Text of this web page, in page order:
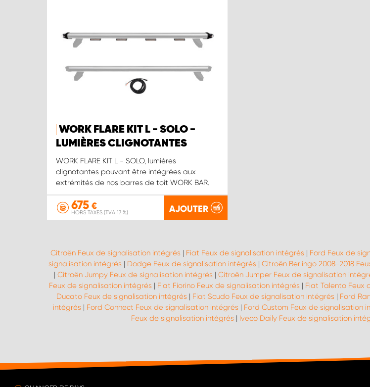
WORK FLARE KIT L - SOLO -
LUMIÈRES CLIGNOTANTES
WORK FLARE KIT L - SOLO, lumières
clignotantes pouvant être intégrées aux
extrémités de nos barres de toit WORK BAR.
675 €
HORS TAXES (TVA 17 %) AJOUTER
Citroën Feux de signalisation intégrés | Fiat Feux de signalisation intégrés | Ford Feux de
signalisation intégrés | Dodge Feux de signalisation intégrés | Citroën Berlingo 2008-2018
| Citroën Jumpy Feux de signalisation intégrés | Citroën Jumper Feux de signalisation
Feux de signalisation intégrés | Fiat Fiorino Feux de signalisation intégrés | Fiat Talento Feux
Ducato Feux de signalisation intégrés | Fiat Scudo Feux de signalisation intégrés | Ford
intégrés | Ford Connect Feux de signalisation intégrés | Ford Custom Feux de signalisation
Feux de signalisation intégrés | Iveco Daily Feux de signalisation